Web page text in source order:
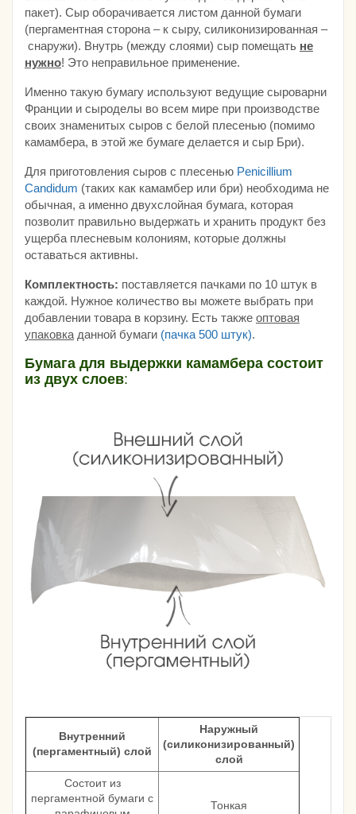
пакет). Сыр оборачивается листом данной бумаги
(пергаментная сторона – к сыру, силиконизированная –
снаружи). Внутрь (между слоями) сыр помещать не
нужно! Это неправильное применение.
Именно такую бумагу используют ведущие сыроварни
Франции и сыроделы во всем мире при производстве
своих знаменитых сыров с белой плесенью (помимо
камамбера, в этой же бумаге делается и сыр Бри).
Для приготовления сыров с плесенью Penicillium
Candidum (таких как камамбер или бри) необходима не
обычная, а именно двухслойная бумага, которая
позволит правильно выдержать и хранить продукт без
ущерба плесневым колониям, которые должны
оставаться активны.
Комплектность: поставляется пачками по 10 штук в
каждой. Нужное количество вы можете выбрать при
добавлении товара в корзину. Есть также оптовая
упаковка данной бумаги (пачка 500 штук).
Бумага для выдержки камамбера состоит
из двух слоев:
Внутренний
(пергаментный) слой
Наружный
(силиконизированный)
слой
Состоит из
пергаментной бумаги с
Тонкая